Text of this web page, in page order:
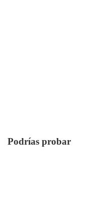
Podrías probar